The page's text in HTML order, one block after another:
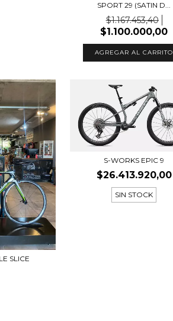
SPORT 29 (SATIN D...
$1.167.453,40
$1.100.000,00
AGREGAR AL CARRITO
SLICE
S-WORKS EPIC 9
$26.413.920,00
SIN STOCK